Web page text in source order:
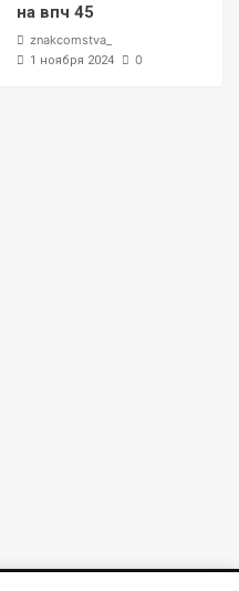
на впч 45
znakcomstva_
1 ноября 2024 0